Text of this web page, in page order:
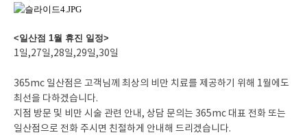
<일산점 1월 휴진 일정>
1일,27일,28일,29일,30일
365mc 일산점은 고객님께 최상의 비만 치료를 제공하기 위해 1월에도
최선을 다하겠습니다.
지점 방문 및 비만 시술 관련 안내, 상담 문의는 365mc 대표 전화 또는
일산점으로 전화 주시면 친절하게 안내해 드리겠습니다.